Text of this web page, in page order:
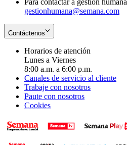
gestionhumana@semana.com
Contáctenos
Horarios de atención
Lunes a Viernes
8:00 a.m. a 6:00 p.m.
Canales de servicio al cliente
Trabaje con nosotros
Paute con nosotros
Cookies